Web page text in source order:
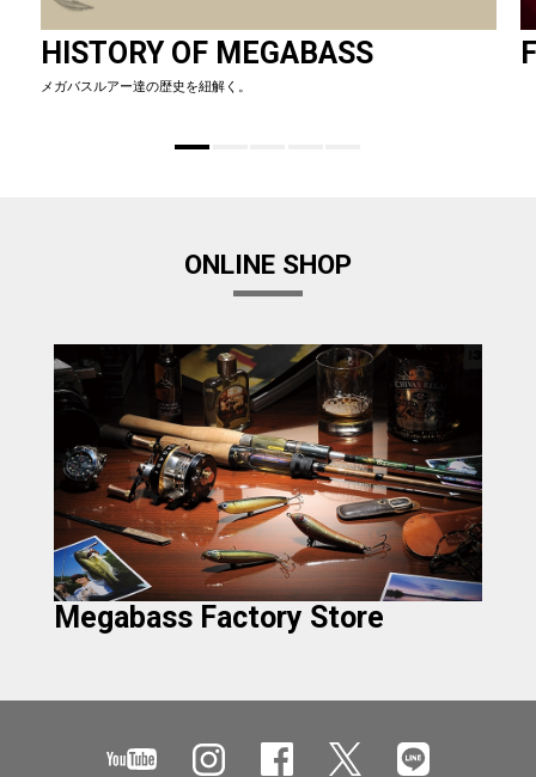
HISTORY OF MEGABASS
メガバスルアー達の歴史を紐解く。
ONLINE SHOP
Megabass Factory Store